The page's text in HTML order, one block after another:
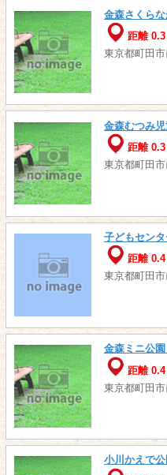
金森さくらな
距離
東京都町田市
金森むつみ児
距離
東京都町田市
子どもセン
距離
東京都町田市
金森ミニ公園
距離
東京都町田市
小川かえで公